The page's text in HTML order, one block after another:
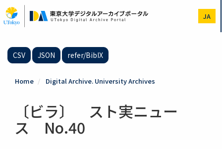
to
main
JA
CSV JSON refer/BibIX
Home Digital Archive. University Archives
〔ビラ〕 スト実ニュー
ス No.40